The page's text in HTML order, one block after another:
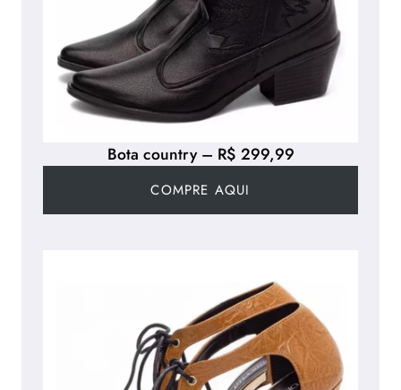
Bota country – R$ 299,99
COMPRE AQUI